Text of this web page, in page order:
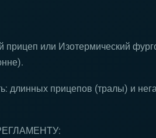
или Изотермический
длинных прицепов (тралы) и